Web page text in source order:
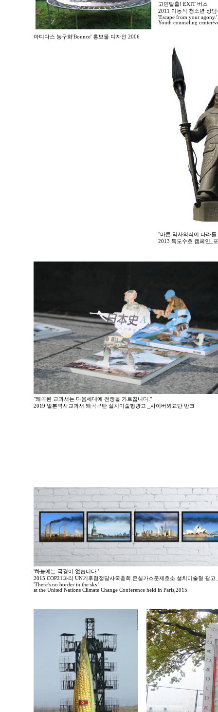
아디다스 농구화'Bounce' 홍보물 디자인 2006
고민탈출! EXIT 버스
2011 이동식 청소년 상
'Escape from your agony.'
Youth counseling center/
"바른 역사의식이 나라를
2013 독도수호 캠페인_
"왜곡된 교과서는 다음세대에 전쟁을 가르칩니다."
2019 일본역사교과서 왜곡규탄 설치미술형광고 _사이버외교단 반크
'하늘에는 국경이 없습니다.'
2015 COP21파리 UN기후협정당사국총회 온실가스문제호소 설치미술형 광고
'There's no border in the sky'
at the United Nations Climate Change Conference held in Paris,2015.